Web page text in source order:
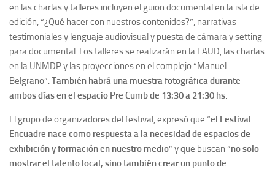
en las charlas y talleres incluyen el guion documental en la isla de
edición, “¿Qué hacer con nuestros contenidos?”, narrativas
testimoniales y lenguaje audiovisual y puesta de cámara y setting
para documental. Los talleres se realizarán en la FAUD, las charlas
en la UNMDP y las proyecciones en el complejo “Manuel
Belgrano”.También habrá una muestra fotográfica durante
ambos días en el espacio Pre Cumb de 13:30 a 21:30 hs.
El grupo de organizadores del festival, expresó que “el Festival
Encuadre nace como respuesta a la necesidad de espacios de
exhibición y formación en nuestro medio” y que buscan “no solo
mostrar el talento local, sino también crear un punto de